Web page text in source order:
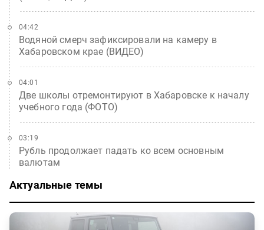
Водяной смерч зафиксировали на камеру в
Хабаровском крае (ВИДЕО)
04:42
Две школы отремонтируют в Хабаровске к началу
учебного года (ФОТО)
04:01
Рубль продолжает падать ко всем основным
валютам
03:19
Актуальные темы